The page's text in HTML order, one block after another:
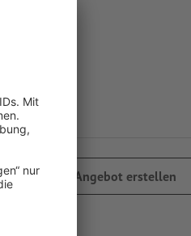
Angebot erstellen